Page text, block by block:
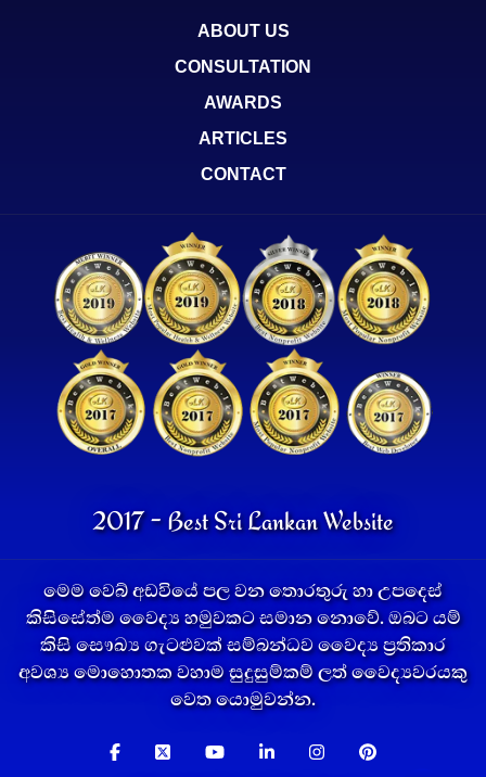
ABOUT US
CONSULTATION
AWARDS
ARTICLES
CONTACT
2017 - Best Sri Lankan Website
මෙම වෙබ් අඩවියේ පල වන තොරතුරු හා උපදෙස්
කිසිසේත්ම වෛද්‍ය හමුවකට සමාන නොවේ. ඔබට යම්
කිසි සෞඛ්‍ය ගැටළුවක් සම්බන්ධව වෛද්‍ය ප්‍රතිකාර
අවශ්‍ය මොහොතක වහාම සුදුසුම්කම් ලත් වෛද්‍යවරයකු
වෙත යොමුවන්න.